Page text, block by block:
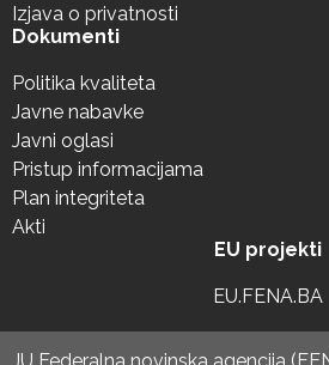
Izjava o privatnosti
Dokumenti
Politika kvaliteta
Javne nabavke
Javni oglasi
Pristup informacijama
Plan integriteta
Akti
EU projekti
EU.FENA.BA
JU Federalna novinska agencija